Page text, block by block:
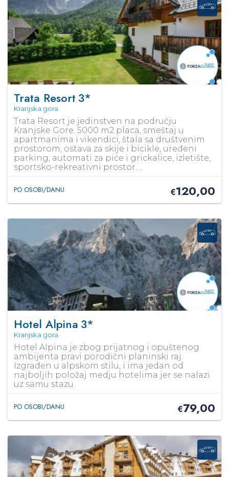
Trata Resort 3*
Kranjska gora
Trata Resort je jedinstven na području
Kranjske Gore. 5000 m2 placa, smeštaj u
apartmanima i vikendici, štala sa društvenim
prostorom, ostava za skije i bicikle, uređeni
parking, automati za piće i grickalice, izletište,
sportsko-rekreativni prostor….
PO OSOBI/DANU €120,00
Hotel Alpina 3*
Kranjska gora
Hotel Alpina je zbog prijatnog i opuštenog
ambijenta pravi porodični planinski raj.
Izgrađen u alpskom stilu, i ima jedan od
najboljih položaj medju hotelima jer se nalazi
uz samu stazu.
PO OSOBI/DANU €79,00